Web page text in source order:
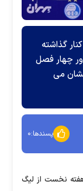
گذاشته
چهار فصل
می
پسندها:۰
هفته نخست از لیگ